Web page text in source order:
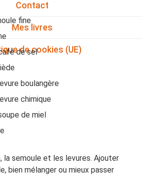
Contact
Mes livres
de cookies (UE)
fine
de sel
boulangère
chimique
de miel
la semoule et les levures. Ajouter
bien mélanger ou mieux passer